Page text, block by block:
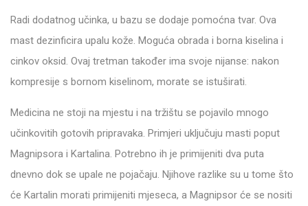
Radi dodatnog učinka, u bazu se dodaje pomoćna tvar. Ova
mast dezinficira upalu kože. Moguća obrada i borna kiselina i
cinkov oksid. Ovaj tretman također ima svoje nijanse: nakon
kompresije s bornom kiselinom, morate se istuširati.
Medicina ne stoji na mjestu i na tržištu se pojavilo mnogo
učinkovitih gotovih pripravaka. Primjeri uključuju masti poput
Magnipsora i Kartalina. Potrebno ih je primijeniti dva puta
dnevno dok se upale ne pojačaju. Njihove razlike su u tome što
će Kartalin morati primijeniti mjeseca, a Magnipsor će se nositi